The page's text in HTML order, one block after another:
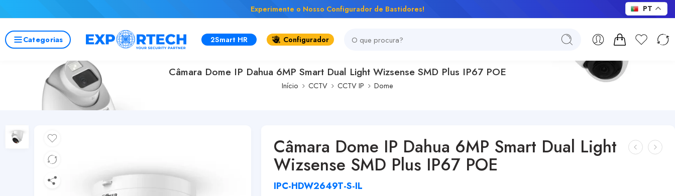
Experimente o Nosso Configurador de Bastidores!
Categorias 2Smart HR Configurador
Câmara Dome IP Dahua 6MP Smart Dual Light Wizsense SMD Plus IP67 POE
Início CCTV CCTV IP Dome
Câmara Dome IP Dahua 6MP Smart Dual Light
Wizsense SMD Plus IP67 POE
IPC-HDW2649T-S-IL
PT